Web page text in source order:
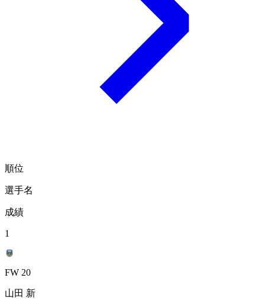
順位
選手名
成績
1
FW 20
山田 新